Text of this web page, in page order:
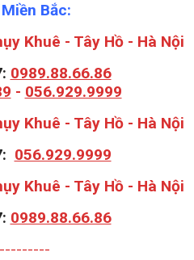
Bắc:
Khuê - Tây Hồ - Hà Nội
0989.88.66.86
- 056.929.9999
Khuê - Tây Hồ - Hà Nội
056.929.9999
Khuê - Tây Hồ - Hà Nội
0989.88.66.86